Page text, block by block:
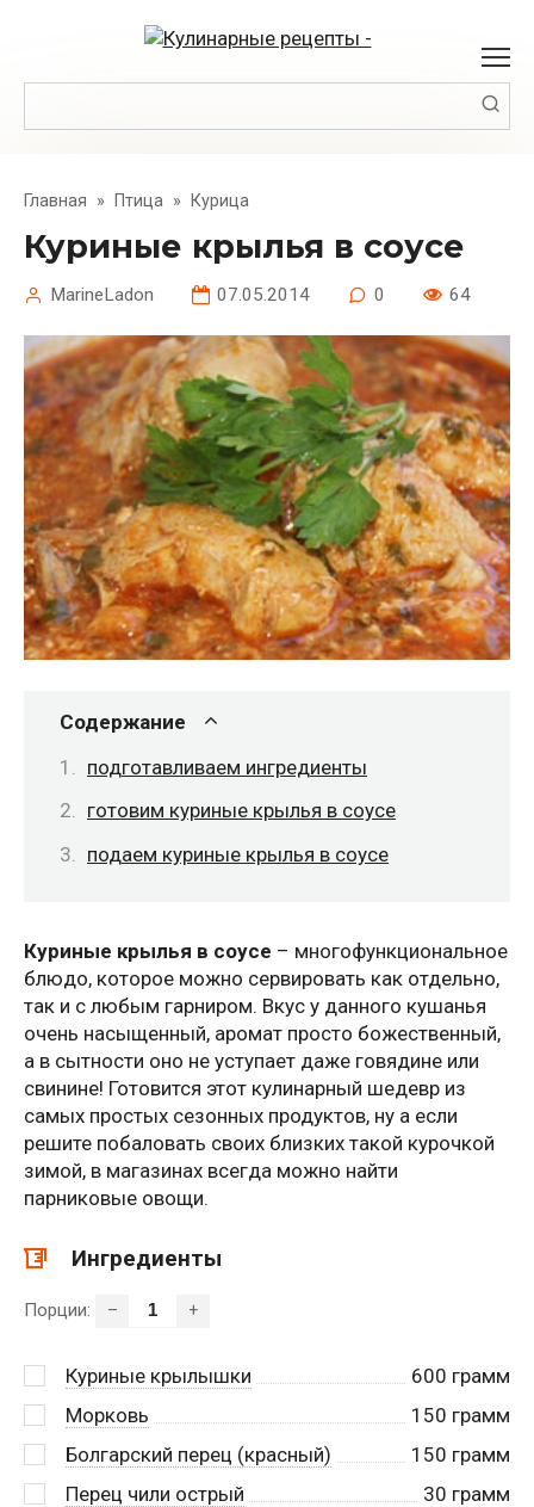
Главная » Птица » Курица
Куриные крылья в соусе
MarineLadon 07.05.2014 0 64
Содержание
подготавливаем ингредиенты
готовим куриные крылья в соусе
подаем куриные крылья в соусе
Куриные крылья в соусе – многофункциональное
блюдо, которое можно сервировать как отдельно,
так и с любым гарниром. Вкус у данного кушанья
очень насыщенный, аромат просто божественный,
а в сытности оно не уступает даже говядине или
свинине! Готовится этот кулинарный шедевр из
самых простых сезонных продуктов, ну а если
решите побаловать своих близких такой курочкой
зимой, в магазинах всегда можно найти
парниковые овощи.
Ингредиенты
Порции: – +
Куриные крылышки 600 грамм
Морковь
150 грамм
Болгарский перец (красный)
150 грамм
Перец чили острый
30 грамм